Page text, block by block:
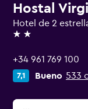
Hostal
Hotel de 2
2 estrellas
+34 961 769 100
7,1 Bueno 533